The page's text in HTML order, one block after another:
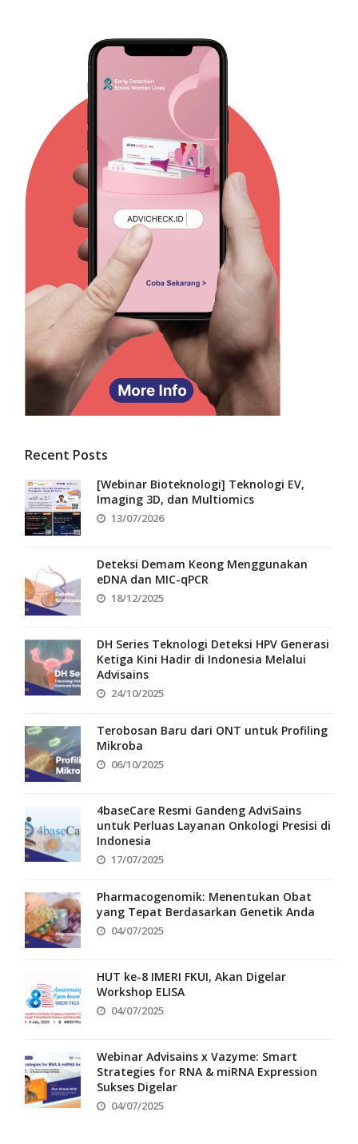
Recent Posts
[Webinar Bioteknologi] Teknologi EV,
Imaging 3D, dan Multiomics
13/07/2026
Deteksi Demam Keong Menggunakan
eDNA dan MIC-qPCR
18/12/2025
DH Series Teknologi Deteksi HPV Generasi
Ketiga Kini Hadir di Indonesia Melalui
Advisains
24/10/2025
Terobosan Baru dari ONT untuk Profiling
Mikroba
06/10/2025
4baseCare Resmi Gandeng AdviSains
untuk Perluas Layanan Onkologi Presisi di
Indonesia
17/07/2025
Pharmacogenomik: Menentukan Obat
yang Tepat Berdasarkan Genetik Anda
04/07/2025
HUT ke-8 IMERI FKUI, Akan Digelar
Workshop ELISA
04/07/2025
Webinar Advisains x Vazyme: Smart
Strategies for RNA & miRNA Expression
Sukses Digelar
04/07/2025